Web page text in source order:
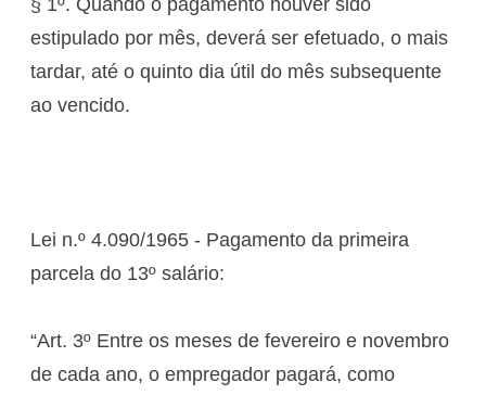
estipulado por mês, deverá ser efetuado, o mais
tardar, até o quinto dia útil do mês subsequente
ao vencido.
Lei n.º 4.090/1965 - Pagamento da primeira
parcela do 13º salário:
“Art. 3º Entre os meses de fevereiro e novembro
de cada ano, o empregador pagará, como